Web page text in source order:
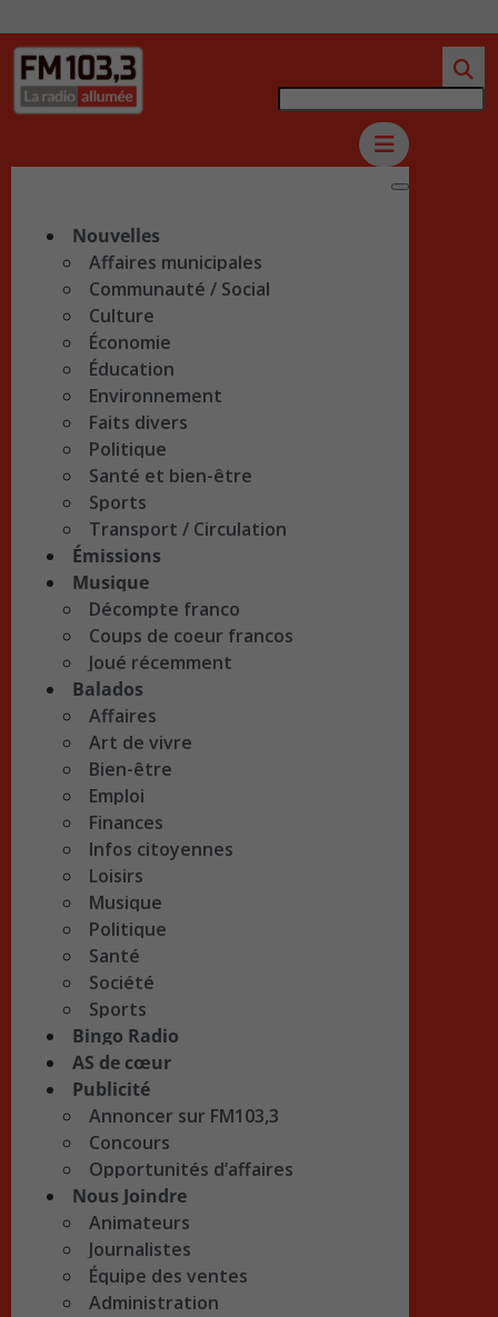
Nouvelles
Affaires municipales
Communauté / Social
Culture
Économie
Éducation
Environnement
Faits divers
Politique
Santé et bien-être
Sports
Transport / Circulation
Émissions
Musique
Décompte franco
Coups de coeur francos
Joué récemment
Balados
Affaires
Art de vivre
Bien-être
Emploi
Finances
Infos citoyennes
Loisirs
Musique
Politique
Santé
Société
Sports
Bingo Radio
AS de cœur
Publicité
Annoncer sur FM103,3
Concours
Opportunités d’affaires
Nous Joindre
Animateurs
Journalistes
Équipe des ventes
Administration